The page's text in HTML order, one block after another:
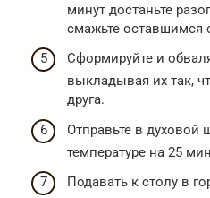
минут достаньте
смажьте
Сформируйте и
выкладывая их так,
друга.
Отправьте в духовой
температуре на 25
Подавать к столу в